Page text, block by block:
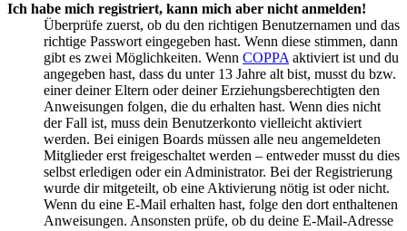
Ich habe mich registriert, kann mich aber nicht anmelden!
Überprüfe zuerst, ob du den richtigen Benutzernamen und das
richtige Passwort eingegeben hast. Wenn diese stimmen, dann
gibt es zwei Möglichkeiten. Wenn COPPA aktiviert ist und du
angegeben hast, dass du unter 13 Jahre alt bist, musst du bzw.
einer deiner Eltern oder deiner Erziehungsberechtigten den
Anweisungen folgen, die du erhalten hast. Wenn dies nicht
der Fall ist, muss dein Benutzerkonto vielleicht aktiviert
werden. Bei einigen Boards müssen alle neu angemeldeten
Mitglieder erst freigeschaltet werden – entweder musst du dies
selbst erledigen oder ein Administrator. Bei der Registrierung
wurde dir mitgeteilt, ob eine Aktivierung nötig ist oder nicht.
Wenn du eine E-Mail erhalten hast, folge den dort enthaltenen
Anweisungen. Ansonsten prüfe, ob du deine E-Mail-Adresse